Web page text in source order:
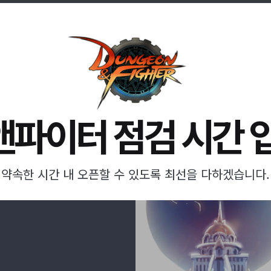
파이터 점검 시간
약속한 시간 내 오픈할 수 있도록 최선을 다하겠습니다.